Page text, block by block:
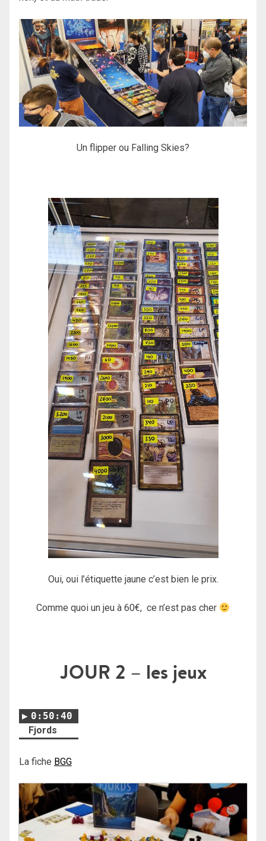
Un flipper ou Falling Skies?
Oui, oui l’étiquette jaune c’est bien le prix.
Comme quoi un jeu à 60€, ce n’est pas cher
JOUR 2 – les jeux
0:50:40
Fjords
La fiche BGG